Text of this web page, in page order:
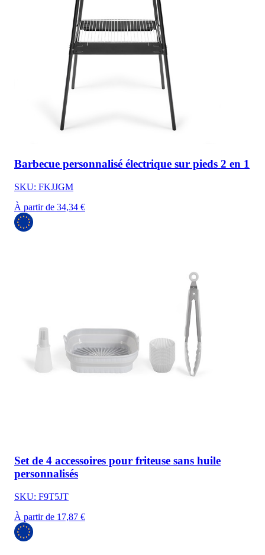
Barbecue personnalisé électrique sur pieds 2 en 1
SKU: FKJJGM
À partir de 34,34 €
Set de 4 accessoires pour friteuse sans huile
personnalisés
SKU: F9T5JT
À partir de 17,87 €